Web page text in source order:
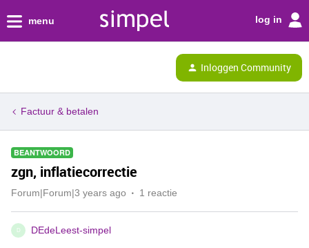
menu log in
Inloggen Community
Factuur & betalen
BEANTWOORD
zgn, inflatiecorrectie
Forum|Forum|3 years ago 1 reactie
D DEdeLeest-simpel